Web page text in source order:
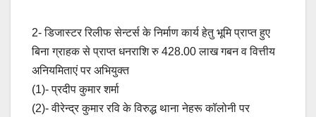
2- डिजास्टर रिलीफ सेन्टर्स के निर्माण कार्य हेतु भूमि प्राप्त हुए
बिना ग्राहक से प्राप्त धनराशि रु 428.00 लाख गबन व वित्तीय
अनियमिताएं पर अभियुक्त
(1)- प्रदीप कुमार शर्मा
(2)- वीरेन्द्र कुमार रवि के विरुद्ध थाना नेहरू कॉलोनी पर